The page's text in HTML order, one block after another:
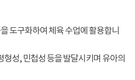
도구화하여 체육 수업에 활용합니
성, 민첩성 등을 발달시키며 유아의